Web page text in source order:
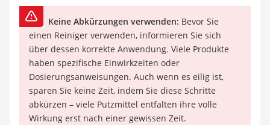
Keine Abkürzungen verwenden: Bevor Sie
einen Reiniger verwenden, informieren Sie sich
über dessen korrekte Anwendung. Viele Produkte
haben spezifische Einwirkzeiten oder
Dosierungsanweisungen. Auch wenn es eilig ist,
sparen Sie keine Zeit, indem Sie diese Schritte
abkürzen – viele Putzmittel entfalten ihre volle
Wirkung erst nach einer gewissen Zeit.